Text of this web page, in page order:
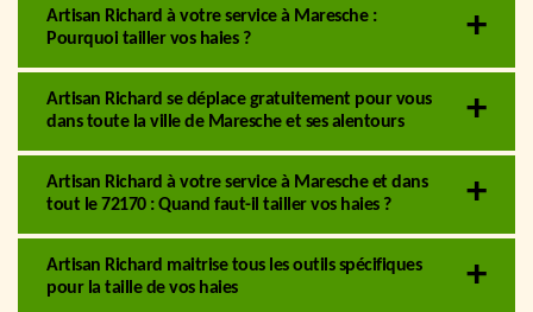
Artisan Richard à votre service à Maresche :
Pourquoi tailler vos haies ?
Artisan Richard se déplace gratuitement pour vous
dans toute la ville de Maresche et ses alentours
Artisan Richard à votre service à Maresche et dans
tout le 72170 : Quand faut-il tailler vos haies ?
Artisan Richard maitrise tous les outils spécifiques
pour la taille de vos haies